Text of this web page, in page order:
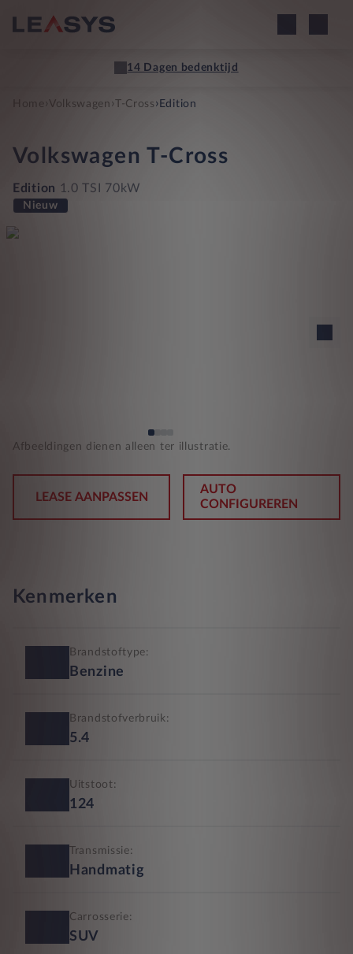
14 Dagen bedenktijd
Home › Volkswagen › T-Cross › Edition
Volkswagen T-Cross
Edition 1.0 TSI 70kW
Nieuw
Afbeeldingen dienen alleen ter illustratie.
LEASE AANPASSEN
AUTO
CONFIGUREREN
Kenmerken
Brandstoftype:
Benzine
Brandstofverbruik:
5.4
Uitstoot:
124
Transmissie:
Handmatig
Carrosserie:
SUV